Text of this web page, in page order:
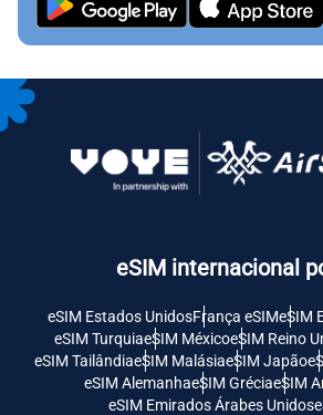
eSIM internacional
eSIM Estados UnidosFrança eSIMeSIM
eSIM TurquiaeSIM MéxicoeSIM Reino
eSIM TailândiaeSIM MalásiaeSIM Japão
eSIM AlemanhaeSIM GréciaeSIM
eSIM Emirados Árabes Unidos